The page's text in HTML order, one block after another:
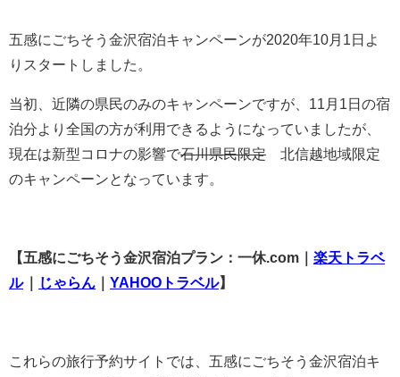
五感にごちそう金沢宿泊キャンペーンが2020年10月1日よ
りスタートしました。
当初、近隣の県民のみのキャンペーンですが、11月1日の宿
泊分より全国の方が利用できるようになっていましたが、
現在は新型コロナの影響で石川県民限定 北信越地域限定
のキャンペーンとなっています。
【五感にごちそう金沢宿泊プラン：一休.com｜ 楽天トラベ
ル ｜ じゃらん ｜ YAHOOトラベル】
これらの旅行予約サイトでは、五感にごちそう金沢宿泊キ